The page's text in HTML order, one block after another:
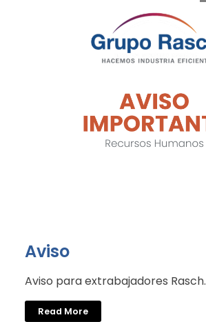
Aviso
Aviso para extrabajadores Rasch.
Read More